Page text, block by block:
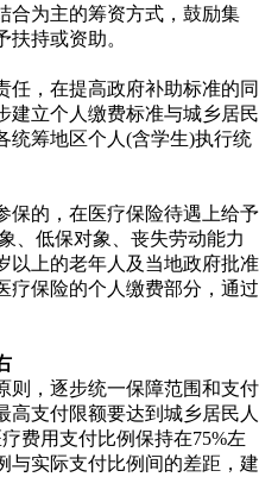
合为主的筹资方式，鼓励集
持或资助。
任，在提高政府补助标准的同
建立个人缴费标准与城乡居民
统筹地区个人(含学生)执行统
保的，在医疗保险待遇上给予
、低保对象、丧失劳动能力
以上的老年人及当地政府批准
疗保险的个人缴费部分，通过
则，逐步统一保障范围和支付
高支付限额要达到城乡居民人
费用支付比例保持在75%左
与实际支付比例间的差距，建